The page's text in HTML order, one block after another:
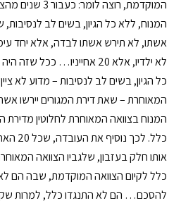
המוקדמת, רוצה
המנוח, ללא כל הגיון, בשים לב לנסיבות,
אשתו, לא תירש אשתו לבדה, אלא יחד
לא ילדיו, אלא 20 אחייניו…
כל הגיון, בשים לב לנסיבות – מדוע לא
המאוחרת – שאת דירת המגורים יירשו
המנוח בצוואה המאוחרת לחלוטין מדירת
כלל.
אותו חלק בעזבון, שלגביו הצוואה
כלל לקיום הצוואה המוקדמת, שבה הם
להסכם… הם לא התנגדו כלל, למרות